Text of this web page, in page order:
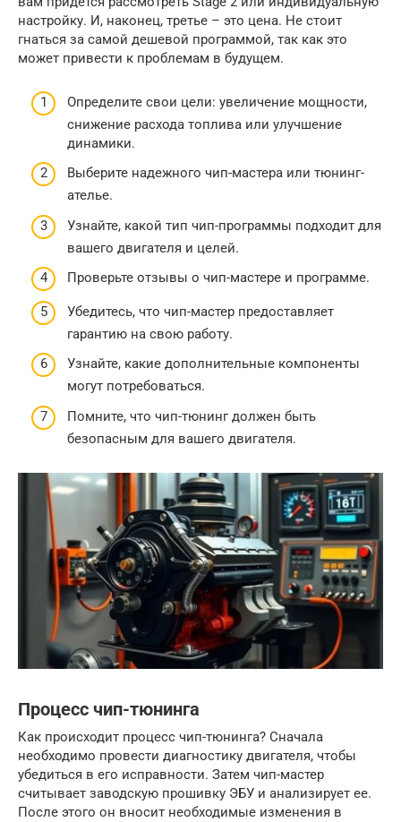
настройку. И, наконец, третье – это цена. Не стоит
гнаться за самой дешевой программой, так как это
может привести к проблемам в будущем.
Определите свои цели: увеличение мощности,
снижение расхода топлива или улучшение
динамики.
Выберите надежного чип-мастера или тюнинг-
ателье.
Узнайте, какой тип чип-программы подходит для
вашего двигателя и целей.
Проверьте отзывы о чип-мастере и программе.
Убедитесь, что чип-мастер предоставляет
гарантию на свою работу.
Узнайте, какие дополнительные компоненты
могут потребоваться.
Помните, что чип-тюнинг должен быть
безопасным для вашего двигателя.
Процесс чип-тюнинга
Как происходит процесс чип-тюнинга? Сначала
необходимо провести диагностику двигателя, чтобы
убедиться в его исправности. Затем чип-мастер
считывает заводскую прошивку ЭБУ и анализирует ее.
После этого он вносит необходимые изменения в